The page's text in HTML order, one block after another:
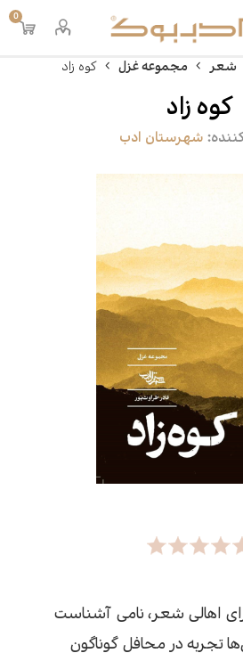
0
شعر مجموعه غزل کوه زاد
کوه زاد
شهرستان ادب
اهالی شعر، نامی آشناست
تجربه در محافل گوناگون